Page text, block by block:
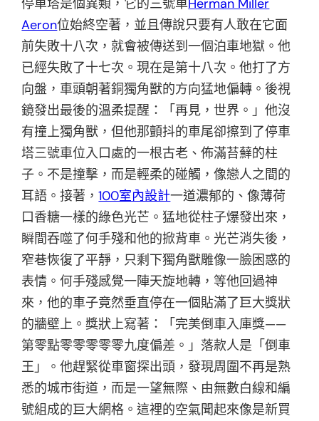
停車塔是個異類，它的三號車Herman Miller
Aeron位始終空著，並且傳說只要有人敢在它面
前失敗十八次，就會被傳送到一個泊車地獄。他
已經失敗了十七次。現在是第十八次。他打了方
向盤，車頭朝著銅獨角獸的方向猛地偏轉。後視
鏡發出最後的溫柔提醒：「再見，世界。」他沒
有撞上獨角獸，但他那顫抖的車尾卻擦到了停車
塔三號車位入口處的一根古老、佈滿苔蘚的柱
子。不是撞擊，而是輕柔的碰觸，像戀人之間的
耳語。接著，100室內設計一道濃郁的、像薄荷
口香糖一樣的綠色光芒。猛地從柱子爆發出來，
瞬間吞噬了何手殘和他的掀背車。光芒消失後，
窄巷恢復了平靜，只剩下獨角獸雕像一臉困惑的
表情。何手殘感覺一陣天旋地轉，等他回過神
來，他的車子竟然垂直停在一個貼滿了巨大獎狀
的牆壁上。獎狀上寫著：「完美倒車入庫獎——
第零點零零零零零九度偏差。」落款人是「倒車
王」。他趕緊從車窗探出頭，發現周圍不再是熟
悉的城市街道，而是一望無際、由無數白線和編
號組成的巨大網格。這裡的空氣聞起來像是新買